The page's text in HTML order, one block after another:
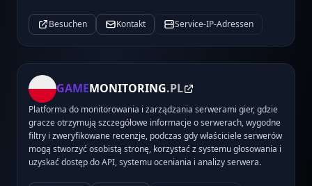
Besuchen Kontakt Service-IP-Adressen
GAMEMONITORING.PL
Platforma do monitorowania i zarządzania serwerami gier, gdzie
gracze otrzymują szczegółowe informacje o serwerach, wygodne
filtry i zweryfikowane recenzje, podczas gdy właściciele serwerów
mogą stworzyć osobistą stronę, korzystać z systemu głosowania i
uzyskać dostęp do API, systemu oceniania i analizy serwera.